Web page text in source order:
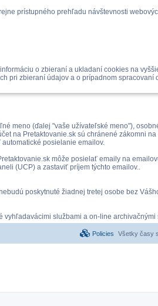
prístupného prehľadu návštevnosti
o zbieraní a ukladaní cookies na
pri zbieraní údajov a o prípadnom spracovaní
meno (ďalej "vaše užívateľské meno"),
na Pretaktovanie.sk sú chránené zákomni na
posielanie emailov.
môže posielať emaily na
(UCP) a zastaviť príjem týchto emailov..
poskytnuté žiadnej tretej osobe bez
službami a on-line archivačnými
Všetky časy
Policies